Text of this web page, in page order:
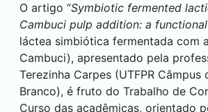
O artigo “Symbiotic fermented
Cambuci pulp addition: a
láctea simbiótica fermentada com
Cambuci), apresentado pela
Terezinha Carpes (UTFPR Câmpus
Branco), é fruto do Trabalho de
Curso das acadêmicas, orientado